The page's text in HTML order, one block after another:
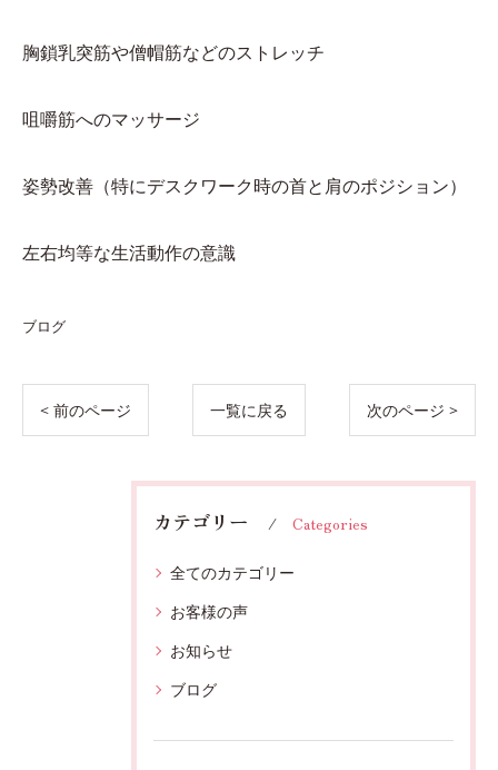
胸鎖乳突筋や僧帽筋などのストレッチ
咀嚼筋へのマッサージ
姿勢改善（特にデスクワーク時の首と肩のポジション）
左右均等な生活動作の意識
ブログ
< 前のページ 一覧に戻る 次のページ >
カテゴリー Categories
全てのカテゴリー
お客様の声
お知らせ
ブログ